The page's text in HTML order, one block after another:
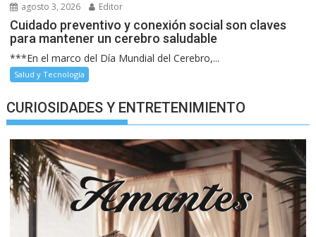
agosto 3, 2026 Editor
Cuidado preventivo y conexión social son claves
para mantener un cerebro saludable
***En el marco del Día Mundial del Cerebro,...
Salud y Tecnología
CURIOSIDADES Y ENTRETENIMIENTO